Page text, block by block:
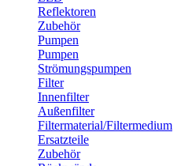
Reflektoren
Zubehör
Pumpen
Pumpen
Strömungspumpen
Filter
Innenfilter
Außenfilter
Filtermaterial/Filtermedium
Ersatzteile
Zubehör